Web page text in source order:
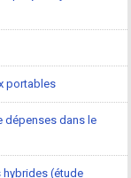
portables
dépenses dans le
(étude